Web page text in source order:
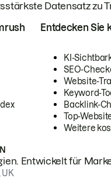
Datensatz zu
Entdecken Sie
KI-
SEO-
Website-
Keyword-
Backlink-
Top-
Weitere
Entwickelt für
UK